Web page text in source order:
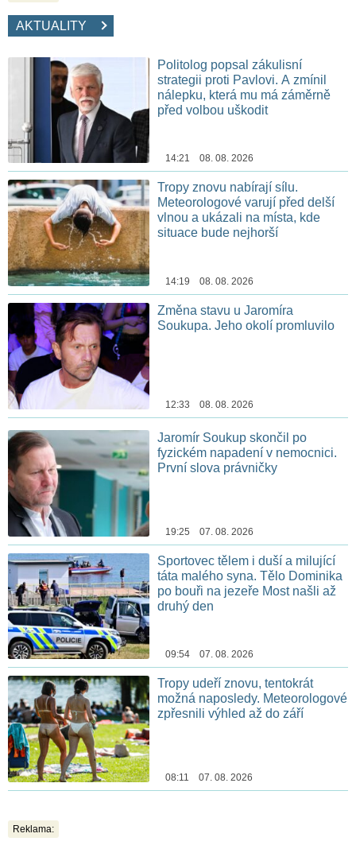
AKTUALITY
Politolog popsal zákulisní
strategii proti Pavlovi. A zmínil
nálepku, která mu má záměrně
před volbou uškodit
14:21 08. 08. 2026
Tropy znovu nabírají sílu.
Meteorologové varují před delší
vlnou a ukázali na místa, kde
situace bude nejhorší
14:19 08. 08. 2026
Změna stavu u Jaromíra
Soukupa. Jeho okolí promluvilo
12:33 08. 08. 2026
Jaromír Soukup skončil po
fyzickém napadení v nemocnici.
První slova právničky
19:25 07. 08. 2026
Sportovec tělem i duší a milující
táta malého syna. Tělo Dominika
po bouři na jezeře Most našli až
druhý den
09:54 07. 08. 2026
Tropy udeří znovu, tentokrát
možná naposledy. Meteorologové
zpřesnili výhled až do září
08:11 07. 08. 2026
Reklama: